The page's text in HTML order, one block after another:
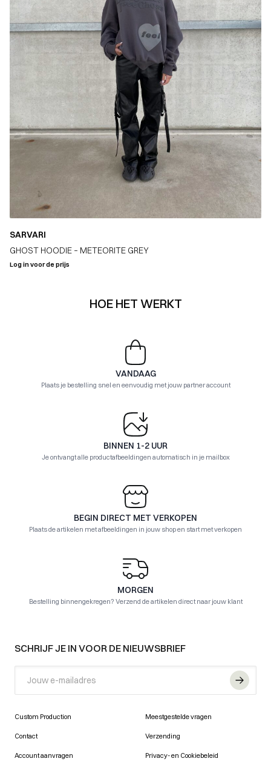
SARVARI
GHOST HOODIE – METEORITE GREY
Log in voor de prijs
HOE HET WERKT
VANDAAG
Plaats je bestelling snel en eenvoudig met jouw partner account
BINNEN 1-2 UUR
Je ontvangt alle productafbeeldingen automatisch in je mailbox
BEGIN DIRECT MET VERKOPEN
Plaats de artikelen met afbeeldingen in jouw shop en start met verkopen
MORGEN
Bestelling binnengekregen? Verzend de artikelen direct naar jouw klant
SCHRIJF JE IN VOOR DE NIEUWSBRIEF
Custom Production Meestgestelde vragen
Contact Verzending
Account aanvragen Privacy- en Cookiebeleid